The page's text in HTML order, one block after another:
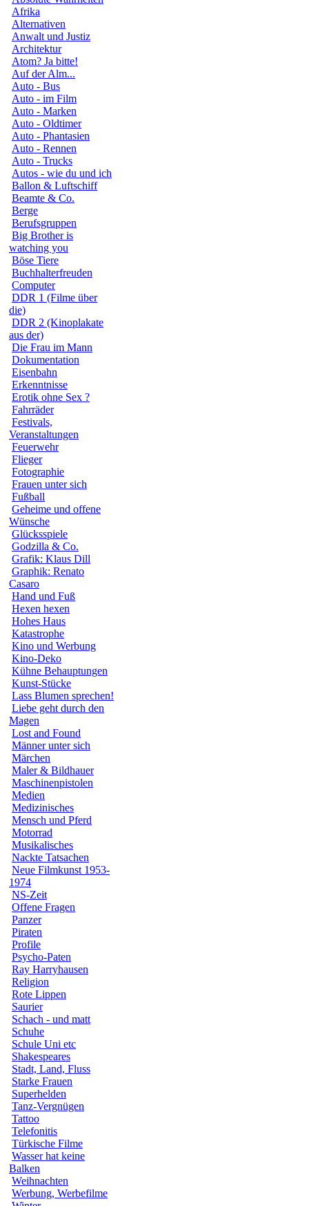
Afrika
Alternativen
Anwalt und Justiz
Architektur
Atom? Ja bitte!
Auf der Alm...
Auto - Bus
Auto - im Film
Auto - Marken
Auto - Oldtimer
Auto - Phantasien
Auto - Rennen
Auto - Trucks
Autos - wie du und ich
Ballon & Luftschiff
Beamte & Co.
Berge
Berufsgruppen
Big Brother is
watching you
Böse Tiere
Buchhalterfreuden
Computer
DDR 1 (Filme über
die)
DDR 2 (Kinoplakate
aus der)
Die Frau im Mann
Dokumentation
Eisenbahn
Erkenntnisse
Erotik ohne Sex ?
Fahrräder
Festivals,
Veranstaltungen
Feuerwehr
Flieger
Fotographie
Frauen unter sich
Fußball
Geheime und offene
Wünsche
Glücksspiele
Godzilla & Co.
Grafik: Klaus Dill
Graphik: Renato
Casaro
Hand und Fuß
Hexen hexen
Hohes Haus
Katastrophe
Kino und Werbung
Kino-Deko
Kühne Behauptungen
Kunst-Stücke
Lass Blumen sprechen!
Liebe geht durch den
Magen
Lost and Found
Männer unter sich
Märchen
Maler & Bildhauer
Maschinenpistolen
Medien
Medizinisches
Mensch und Pferd
Motorrad
Musikalisches
Nackte Tatsachen
Neue Filmkunst 1953-
1974
NS-Zeit
Offene Fragen
Panzer
Piraten
Profile
Psycho-Paten
Ray Harryhausen
Religion
Rote Lippen
Saurier
Schach - und matt
Schuhe
Schule Uni etc
Shakespeares
Stadt, Land, Fluss
Starke Frauen
Superhelden
Tanz-Vergnügen
Tattoo
Telefonitis
Türkische Filme
Wasser hat keine
Balken
Weihnachten
Werbung, Werbefilme